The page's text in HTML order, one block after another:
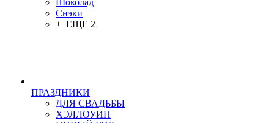
Шоколад
Снэки
+ ЕЩЕ 2
ПРАЗДНИКИ
ДЛЯ СВАДЬБЫ
ХЭЛЛОУИН